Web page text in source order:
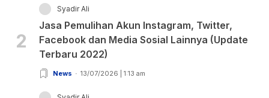
2
Syadir Ali
Jasa Pemulihan Akun Instagram, Twitter,
Facebook dan Media Sosial Lainnya (Update
Terbaru 2022)
News 13/07/2026 | 1:13 am